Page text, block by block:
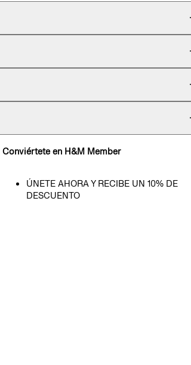
Conviértete en H&M Member
ÚNETE AHORA Y RECIBE UN 10% DE
DESCUENTO